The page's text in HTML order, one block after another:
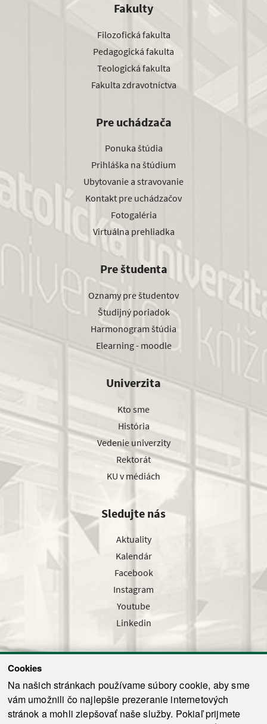
Cookies
Na našich stránkach používame súbory cookie, aby sme
vám umožnili čo najlepšie prezeranie internetových
stránok a mohli zlepšovať naše služby. Pokiaľ prijmete
Fakulty
Filozofická fakulta
Pedagogická fakulta
Teologická fakulta
Fakulta zdravotníctva
Pre uchádzača
Ponuka štúdia
Prihláška na štúdium
Ubytovanie a stravovanie
Kontakt pre uchádzačov
Fotogaléria
Virtuálna prehliadka
Pre študenta
Oznamy pre študentov
Študijný poriadok
Harmonogram štúdia
Elearning - moodle
Univerzita
Kto sme
História
Vedenie univerzity
Rektorát
KU v médiách
Sledujte nás
Aktuality
Kalendár
Facebook
Instagram
Youtube
Linkedin